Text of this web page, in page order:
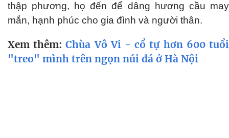
thập phương, họ đến để dâng hương cầu may
mắn, hạnh phúc cho gia đình và người thân.
Xem thêm:Chùa Vô Vi - cổ tự hơn 600 tuổi
"treo" mình trên ngọn núi đá ở Hà Nội